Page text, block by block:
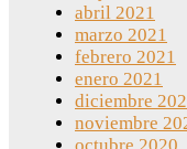
abril 2021
marzo 2021
febrero 2021
enero 2021
diciembre
noviembre